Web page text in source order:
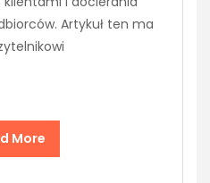
Artykuł ten ma
More